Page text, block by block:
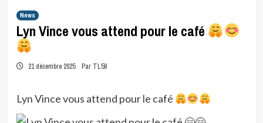
News
Lyn Vince vous attend pour le café
21 décembre 2025 Par TL59
Lyn Vince vous attend pour le café